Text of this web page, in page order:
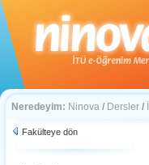
Neredeyim: Ninova / Dersler /
Fakülteye dön